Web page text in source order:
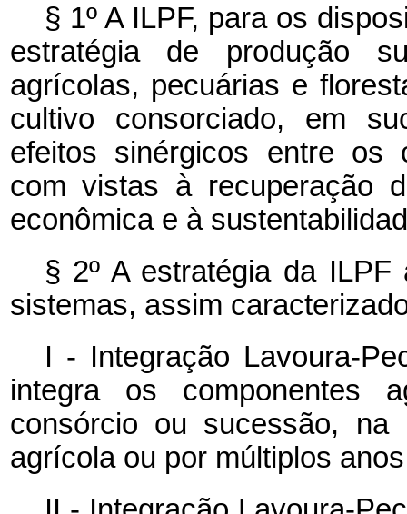
§ 1º A ILPF, para os
estratégia de produção
agrícolas, pecuárias e
cultivo consorciado, em
efeitos sinérgicos entre os
com vistas à recuperação
econômica e à
§ 2º A estratégia da
sistemas, assim
I - Integração Lavoura-
integra os componentes
consórcio ou sucessão,
agrícola ou por múltiplos